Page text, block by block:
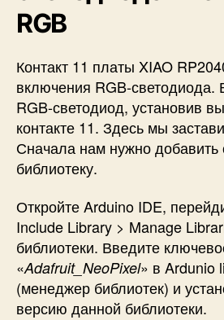
RGB
Контакт 11 платы XIAO
включения RGB-светодиода.
RGB-светодиод, установив
контакте 11. Здесь мы
Сначала нам нужно
библиотеку.
Откройте Arduino IDE,
Include Library > Manage
библиотеки. Введите
«Adafruit_NeoPixel» в Ardunio
(менеджер библиотек) и
версию данной библиотеки.